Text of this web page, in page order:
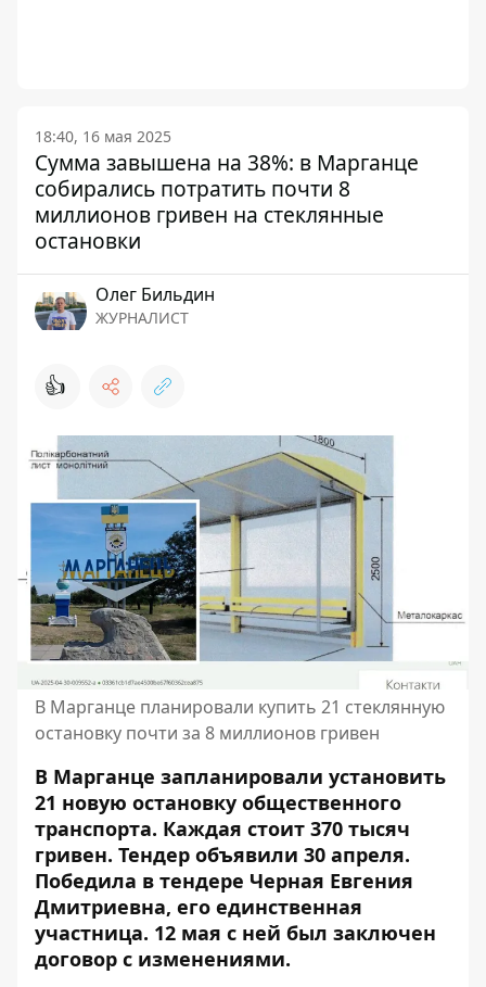
18:40, 16 мая 2025
Сумма завышена на 38%: в Марганце
собирались потратить почти 8
миллионов гривен на стеклянные
остановки
Олег Бильдин
ЖУРНАЛИСТ
👍
В Марганце планировали купить 21 стеклянную
остановку почти за 8 миллионов гривен
В Марганце запланировали установить
21 новую остановку общественного
транспорта. Каждая стоит 370 тысяч
гривен. Тендер объявили 30 апреля.
Победила в тендере Черная Евгения
Дмитриевна, его единственная
участница. 12 мая с ней был заключен
договор с изменениями.